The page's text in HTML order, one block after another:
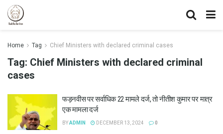
Home Tag Chief Ministers with declared criminal cases
Tag: Chief Ministers with declared criminal
cases
फड़नवीस पर सर्वाधिक 22 मामले दर्ज, तो नीतीश कुमार पर मात्र
एक मामला दर्ज
BYADMIN DECEMBER 13, 2024 0